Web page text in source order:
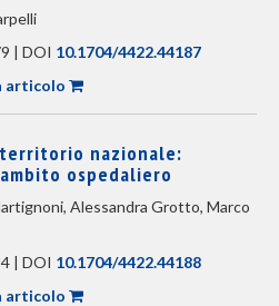
| DOI 10.1704/4422.44187
articolo
nazionale:
ospedaliero
Alessandra Grotto, Marco
| DOI 10.1704/4422.44188
articolo